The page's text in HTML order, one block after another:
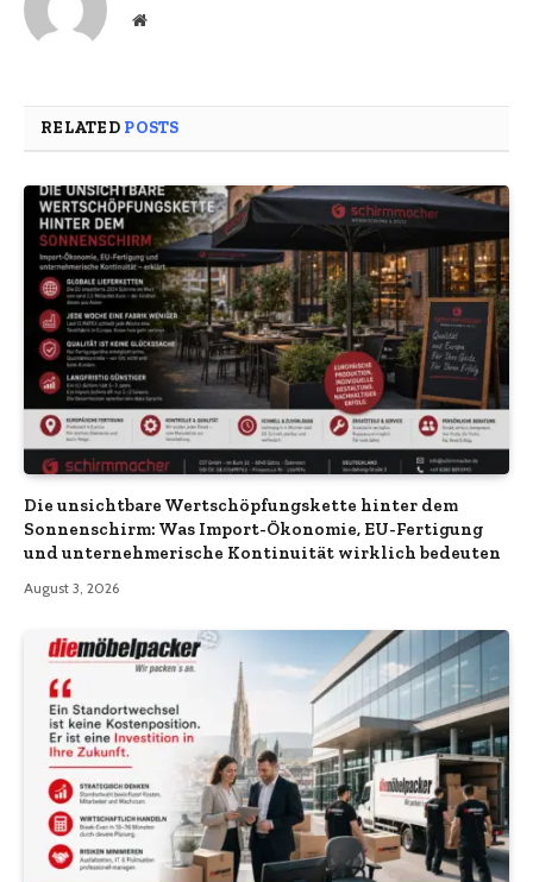
Website
RELATED POSTS
Die unsichtbare Wertschöpfungskette hinter dem
Sonnenschirm: Was Import-Ökonomie, EU-Fertigung
und unternehmerische Kontinuität wirklich bedeuten
August 3, 2026